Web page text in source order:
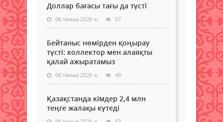
Доллар бағасы тағы да түсті
06 тамыз 2026 ж. 57
Бейтаныс нөмірден қоңырау
түсті: коллектор мен алаяқты
қалай ажыратамыз
06 тамыз 2026 ж. 49
Қазақстанда кімдер 2,4 млн
теңге жалақы күтеді